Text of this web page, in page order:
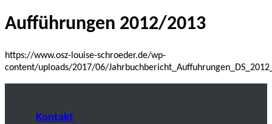
Aufführungen 2012/2013
https://www.osz-louise-schroeder.de/wp-
content/uploads/2017/06/
Kontakt